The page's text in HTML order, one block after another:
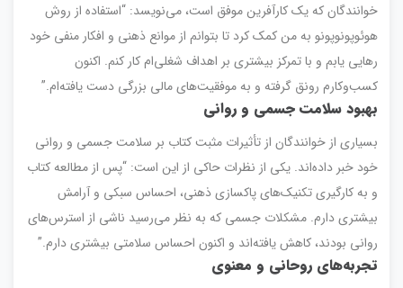
خوانندگان که یک کارآفرین موفق است، می‌نویسد: “استفاده از روش
هوئوپونوپونو به من کمک کرد تا بتوانم از موانع ذهنی و افکار منفی خود
رهایی یابم و با تمرکز بیشتری بر اهداف شغلی‌ام کار کنم. اکنون
کسب‌وکارم رونق گرفته و به موفقیت‌های مالی بزرگی دست یافته‌ام.”
بهبود سلامت جسمی و روانی
بسیاری از خوانندگان از تأثیرات مثبت کتاب بر سلامت جسمی و روانی
خود خبر داده‌اند. یکی از نظرات حاکی از این است: “پس از مطالعه کتاب
و به کارگیری تکنیک‌های پاکسازی ذهنی، احساس سبکی و آرامش
بیشتری دارم. مشکلات جسمی که به نظر می‌رسید ناشی از استرس‌های
روانی بودند، کاهش یافته‌اند و اکنون احساس سلامتی بیشتری دارم.”
تجربه‌های روحانی و معنوی